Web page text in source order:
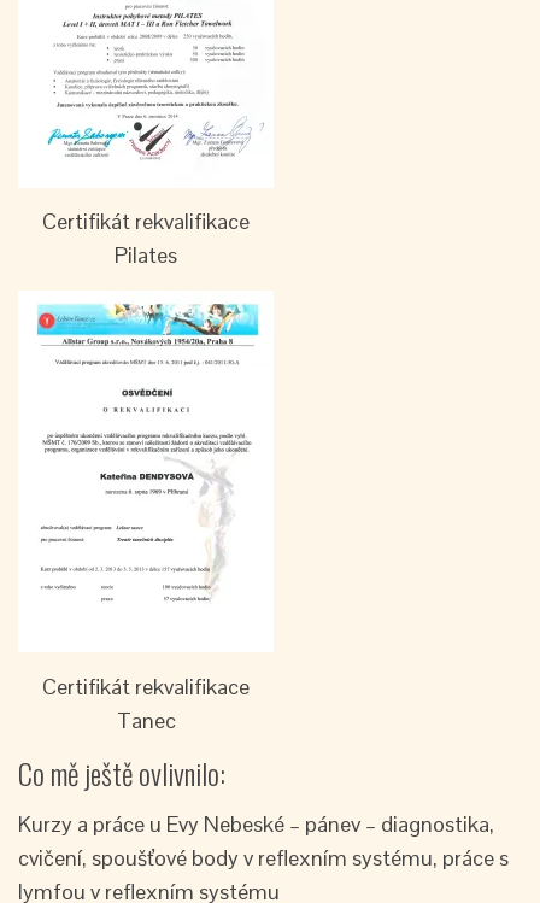
Certifikát rekvalifikace
Pilates
Certifikát rekvalifikace
Tanec
Co mě ještě ovlivnilo:
Kurzy a práce u Evy Nebeské – pánev – diagnostika,
cvičení, spoušťové body v reflexním systému, práce s
lymfou v reflexním systému